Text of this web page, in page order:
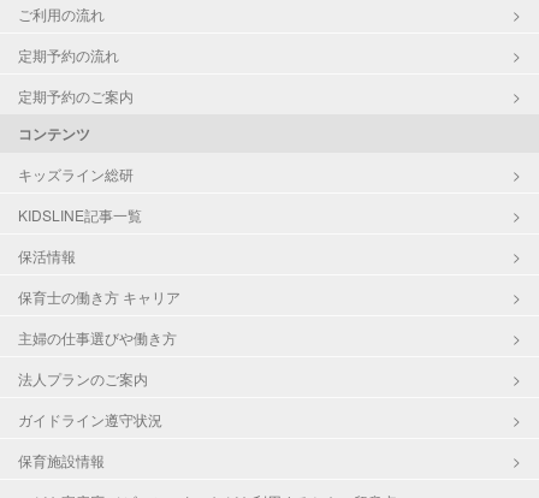
ご利用の流れ
定期予約の流れ
定期予約のご案内
コンテンツ
キッズライン総研
KIDSLINE記事一覧
保活情報
保育士の働き方 キャリア
主婦の仕事選びや働き方
法人プランのご案内
ガイドライン遵守状況
保育施設情報